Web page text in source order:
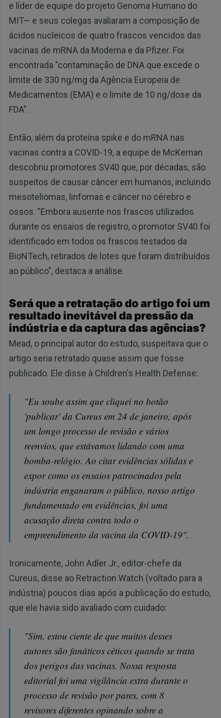
e líder de equipe do projeto Genoma Humano do
MIT— e seus colegas avaliaram a composição de
ácidos nucleicos de quatro frascos vencidos das
vacinas de mRNA da Moderna e da Pfizer. Foi
encontrada "contaminação de DNA que excede o
limite de 330 ng/mg da Agência Europeia de
Medicamentos (EMA) e o limite de 10 ng/dose da
FDA".
Então, além da proteína spike e do mRNA nas
vacinas contra a COVID-19, a equipe de McKernan
descobriu promotores SV40 que, por décadas, são
suspeitos de causar câncer em humanos, incluindo
mesoteliomas, linfomas e câncer no cérebro e
ossos. "Embora ausente nos frascos utilizados
durante os ensaios de registro, o promotor SV40 foi
identificado em todos os frascos testados da
BioNTech, retirados de lotes que foram distribuídos
ao público", destaca a análise.
Será que a retratação do artigo foi um
resultado inevitável da pressão da
indústria e da captura das agências?
Mead, o principal autor do estudo, suspeitava que o
artigo seria retratado quase assim que fosse
publicado. Ele disse à Children's Health Defense:
"Eu soube assim que cliquei no botão
'publicar' da Cureus em 24 de janeiro, após
um longo processo de revisão e vários
reenvios, que estávamos lidando com uma
bomba-relógio. Ao citar evidências sólidas e
expor como os ensaios patrocinados pela
indústria enganaram o público, nosso artigo
fundamentado em evidências, foi uma
acusação direta contra todo o
empreendimento da vacina da COVID-19".
Ironicamente, John Adler Jr., editor-chefe da
Cureus, disse ao Retraction Watch (voltado para a
indústria) poucos dias após a publicação do estudo,
que ele havia sido avaliado com cuidado:
"Sim, estou ciente de que muitos desses
autores são fanáticos céticos quando se trata
dos perigos das vacinas. Nossa resposta
editorial foi uma vigilância extra durante o
processo de revisão por pares, com 8
revisores diferentes opinando sobre a